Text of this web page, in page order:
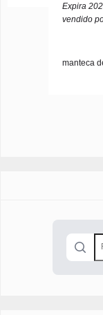
Expira
vendido
manteca